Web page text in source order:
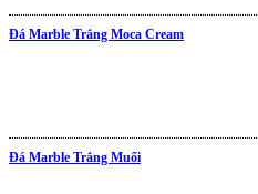
Đá Marble Trắng Moca Cream
Đá Marble Trắng Muối